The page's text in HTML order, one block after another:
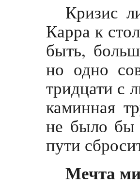
Кризис
Карра к
быть,
но одно
тридцати с
каминная
не было бы
пути
Мечта